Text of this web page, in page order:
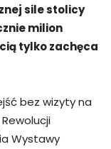
sile stolicy
milion
tylko zachęca
bez wizyty na
Wystawy